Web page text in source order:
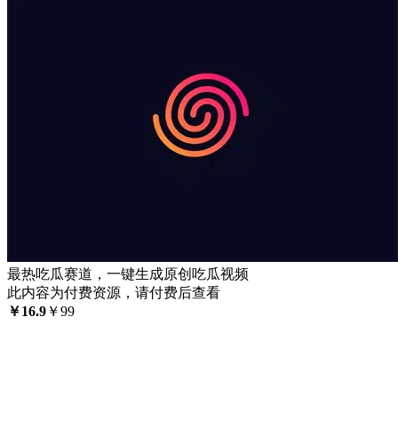
最热吃瓜赛道，一键生成原创吃瓜视频
此内容为付费资源，请付费后查看
￥16.9 ￥99